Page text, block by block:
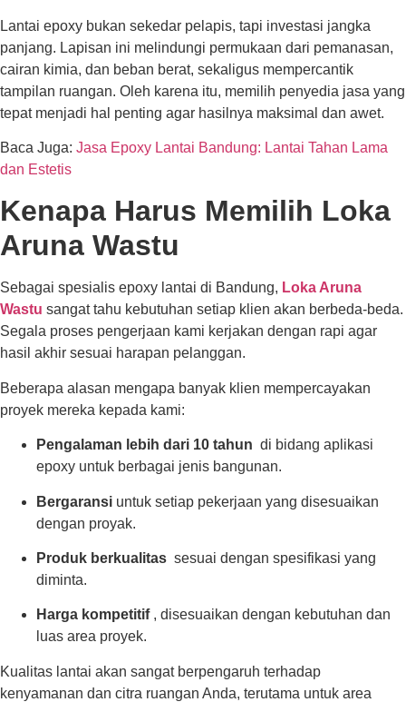
Lantai epoxy bukan sekedar pelapis, tapi investasi jangka
panjang. Lapisan ini melindungi permukaan dari pemanasan,
cairan kimia, dan beban berat, sekaligus mempercantik
tampilan ruangan. Oleh karena itu, memilih penyedia jasa yang
tepat menjadi hal penting agar hasilnya maksimal dan awet.
Baca Juga: Jasa Epoxy Lantai Bandung: Lantai Tahan Lama
dan Estetis
Kenapa Harus Memilih Loka
Aruna Wastu
Sebagai spesialis epoxy lantai di Bandung, Loka Aruna
Wastu sangat tahu kebutuhan setiap klien akan berbeda-beda.
Segala proses pengerjaan kami kerjakan dengan rapi agar
hasil akhir sesuai harapan pelanggan.
Beberapa alasan mengapa banyak klien mempercayakan
proyek mereka kepada kami:
Pengalaman lebih dari 10 tahun di bidang aplikasi
epoxy untuk berbagai jenis bangunan.
Bergaransi untuk setiap pekerjaan yang disesuaikan
dengan proyak.
Produk berkualitas sesuai dengan spesifikasi yang
diminta.
Harga kompetitif, disesuaikan dengan kebutuhan dan
luas area proyek.
Kualitas lantai akan sangat berpengaruh terhadap
kenyamanan dan citra ruangan Anda, terutama untuk area